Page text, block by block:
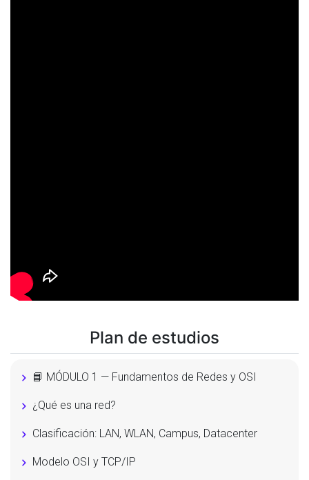
Plan de estudios
📘 MÓDULO 1 — Fundamentos de Redes y OSI
¿Qué es una red?
Clasificación: LAN, WLAN, Campus, Datacenter
Modelo OSI y TCP/IP